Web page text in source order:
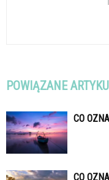
POWIĄZANE
CO
CO